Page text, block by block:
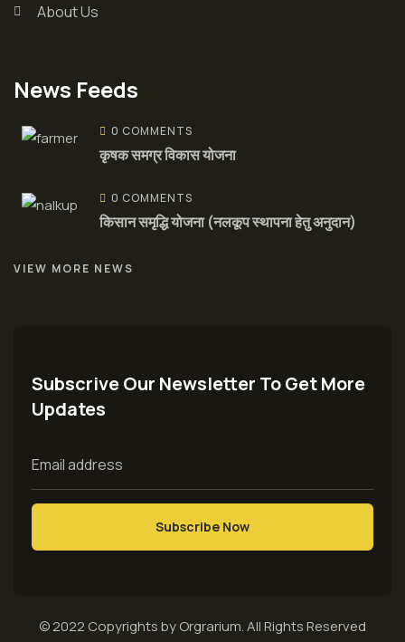
About Us
News Feeds
0 COMMENTS
कृषक समग्र विकास योजना
0 COMMENTS
किसान समृद्धि योजना (नलकूप स्थापना हेतु अनुदान)
VIEW MORE NEWS
Subscrive Our Newsletter To Get More
Updates
© 2022 Copyrights by Orgrarium. All Rights Reserved